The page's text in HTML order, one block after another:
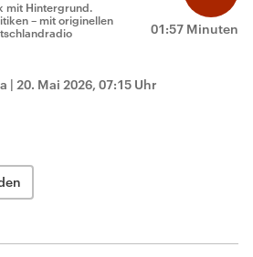
01:57 Minuten
mit Hintergrund.
– mit originellen
| 20. Mai 2026, 07:15 Uhr